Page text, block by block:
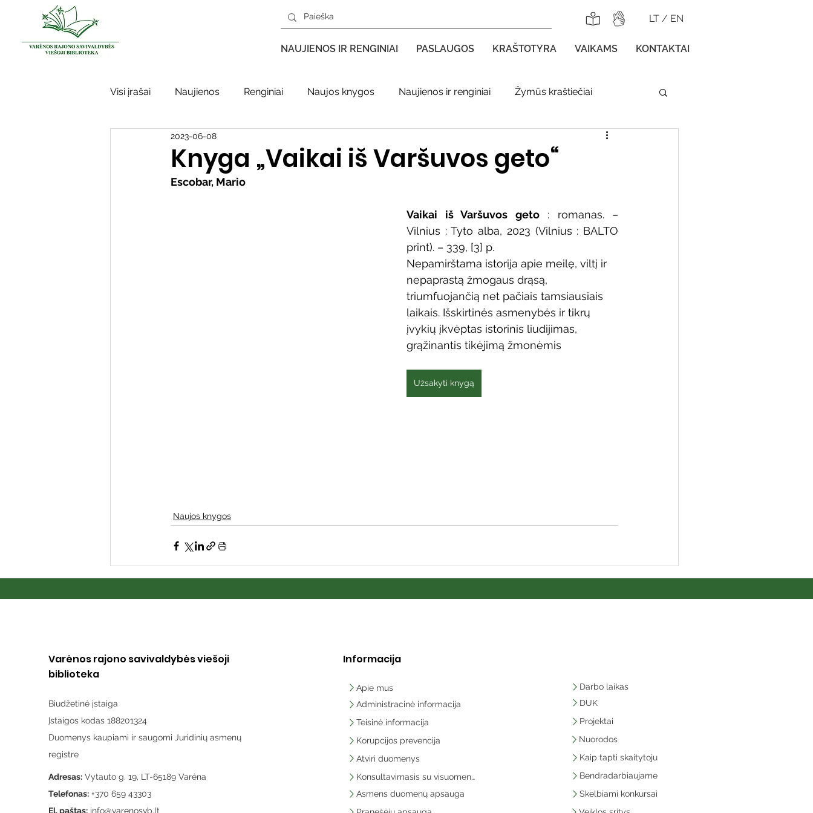
LT / EN
NAUJIENOS IR RENGINIAI PASLAUGOS KRAŠTOTYRA VAIKAMS KONTAKTAI
Visi įrašai Naujienos Renginiai Naujos knygos Naujienos ir renginiai Žymūs kraštiečiai
Kraštotyros darbai Kilnojamos parodos
Sidabrinės bitės Garbės ženklas
Literatų klubo veikla Naujos knygos vaikams
Kaimo bibliotekų renginiai
Žymios datos Mobilioji biblioteka
Knyga „Vaikai iš Varšuvos geto“
2023-06-08
Escobar, Mario
Vaikai iš Varšuvos geto : romanas. –
Vilnius : Tyto alba, 2023 (Vilnius : BALTO
print). – 339, [3] p.
Nepamirštama istorija apie meilę, viltį ir
nepaprastą žmogaus drąsą,
triumfuojančią net pačiais tamsiausiais
laikais. Išskirtinės asmenybės ir tikrų
įvykių įkvėptas istorinis liudijimas,
grąžinantis tikėjimą žmonėmis
Užsakyti knygą
Naujos knygos
Varėnos rajono savivaldybės viešoji
biblioteka
Biudžetinė įstaiga
Įstaigos kodas 188201324
Duomenys kaupiami ir saugomi Juridinių asmenų
registre
Adresas: Vytauto g. 19, LT-65189 Varėna
Telefonas: +370 659 43303
El. paštas: info@varenosvb.lt
Informacija
Apie mus
Administracinė informacija
Teisinė informacija
Korupcijos prevencija
Atviri duomenys
Konsultavimasis su visuomene
Asmens duomenų apsauga
Darbo laikas
DUK
Projektai
Nuorodos
Kaip tapti skaitytoju
Bendradarbiaujame
Skelbiami konkursai